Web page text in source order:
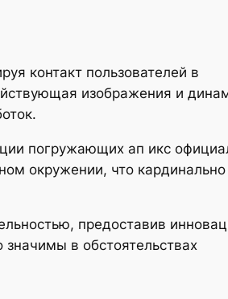
контакт пользователей в
изображения и
погружающих ап икс
окружении, что кардинально
предоставив
в обстоятельствах